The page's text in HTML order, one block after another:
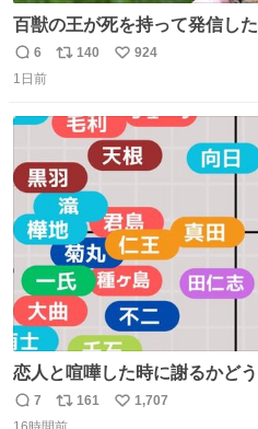
百獣の王が死を持って発信したのだと思う
でない日本の夏 どうか早急に
命を護ってください…と 治療中のライオンが助かりますよ
動物公園にて 残念ながら個体
返
信
6
リ
ト
140
い
数
924
1日前
恋人と喧嘩した時に謝るかど
💭 ▶︎自分から謝る or 悪くないなら謝らない ▶︎ねちねちす
る or さっぱりしている 個人的見解です！色々と許してく
返
7
リ
161
い
1,707